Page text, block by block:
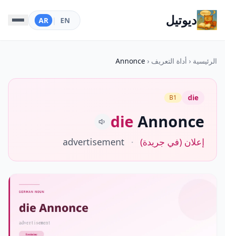
ديوتيل EN
|
AR
الرئيسية ‹ أداة التعريف ‹
Annonce
die
B1
die Annonce
إعلان (في جريدة) ·
advertisement